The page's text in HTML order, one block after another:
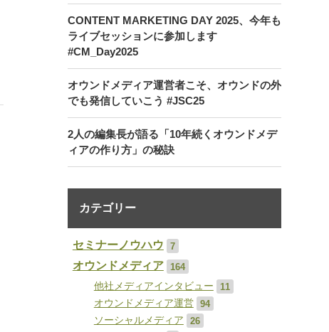
CONTENT MARKETING DAY 2025、今年も
ライブセッションに参加します
#CM_Day2025
オウンドメディア運営者こそ、オウンドの外
でも発信していこう #JSC25
2人の編集長が語る「10年続くオウンドメデ
ィアの作り方」の秘訣
カテゴリー
セミナーノウハウ 7
オウンドメディア
164
他社メディアインタビュー
11
オウンドメディア運営
94
ソーシャルメディア
26